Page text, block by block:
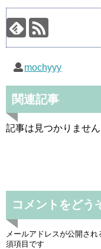
mochyyy
関連記事
記事は見つかりません
コメントをどう
メールアドレスが公開され
須項目です